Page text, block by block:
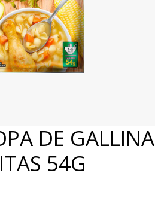
DE GALLINA
54G